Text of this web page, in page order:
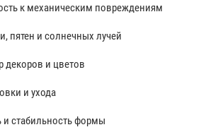
к механическим повреждениям
пятен и солнечных лучей
и цветов
и ухода
и стабильность формы